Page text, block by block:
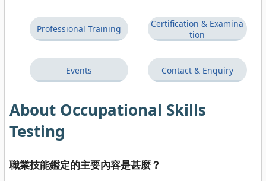
Professional Training
Certification & Examina
tion
Events Contact & Enquiry
About Occupational Skills
Testing
職業技能鑑定的主要內容是甚麼？